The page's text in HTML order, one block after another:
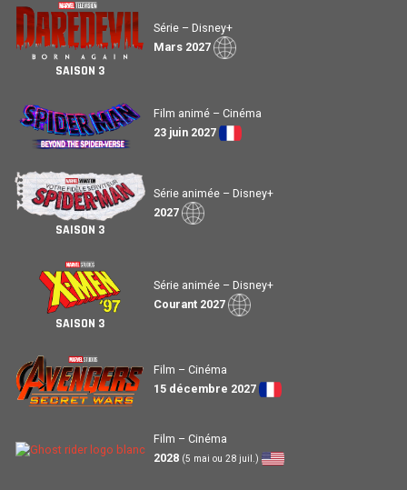
SAISON 3
Série – Disney+
Mars 2027
Film animé – Cinéma
23 juin 2027
SAISON 3
Série animée – Disney+
2027
SAISON 3
Série animée – Disney+
Courant 2027
Film – Cinéma
15 décembre 2027
Film – Cinéma
2028 (5 mai ou 28 juil.)